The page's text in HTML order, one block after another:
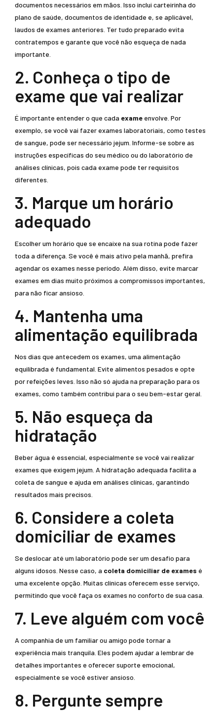
documentos necessários em mãos. Isso inclui carteirinha do
plano de saúde, documentos de identidade e, se aplicável,
laudos de exames anteriores. Ter tudo preparado evita
contratempos e garante que você não esqueça de nada
importante.
2. Conheça o tipo de
exame que vai realizar
É importante entender o que cada exame envolve. Por
exemplo, se você vai fazer exames laboratoriais, como testes
de sangue, pode ser necessário jejum. Informe-se sobre as
instruções específicas do seu médico ou do laboratório de
análises clínicas, pois cada exame pode ter requisitos
diferentes.
3. Marque um horário
adequado
Escolher um horário que se encaixe na sua rotina pode fazer
toda a diferença. Se você é mais ativo pela manhã, prefira
agendar os exames nesse período. Além disso, evite marcar
exames em dias muito próximos a compromissos importantes,
para não ficar ansioso.
4. Mantenha uma
alimentação equilibrada
Nos dias que antecedem os exames, uma alimentação
equilibrada é fundamental. Evite alimentos pesados e opte
por refeições leves. Isso não só ajuda na preparação para os
exames, como também contribui para o seu bem-estar geral.
5. Não esqueça da
hidratação
Beber água é essencial, especialmente se você vai realizar
exames que exigem jejum. A hidratação adequada facilita a
coleta de sangue e ajuda em análises clínicas, garantindo
resultados mais precisos.
6. Considere a coleta
domiciliar de exames
Se deslocar até um laboratório pode ser um desafio para
alguns idosos. Nesse caso, a coleta domiciliar de exames é
uma excelente opção. Muitas clínicas oferecem esse serviço,
permitindo que você faça os exames no conforto de sua casa.
7. Leve alguém com você
A companhia de um familiar ou amigo pode tornar a
experiência mais tranquila. Eles podem ajudar a lembrar de
detalhes importantes e oferecer suporte emocional,
especialmente se você estiver ansioso.
8. Pergunte sempre